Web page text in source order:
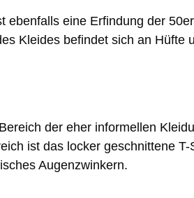
eine Erfindung der
Kleides befindet sich an Hüfte
der eher informellen
ist das locker geschnittene
Augenzwinkern.